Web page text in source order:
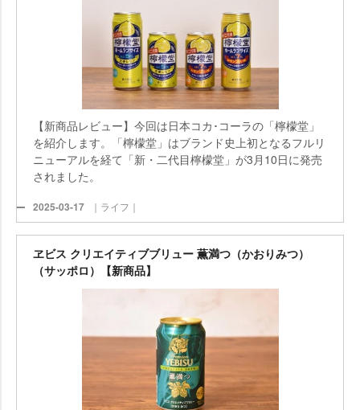
【新商品レビュー】今回は日本コカ･コーラの「檸檬堂」
を紹介します。「檸檬堂」はブランド史上初となるフルリ
ニューアルを経て「新・二代目檸檬堂」が3月10日に発売
されました。
2025-03-17 ｜ライフ｜
ヱビス クリエイティブブリュー 薫満つ（かおりみつ）
（サッポロ）【新商品】